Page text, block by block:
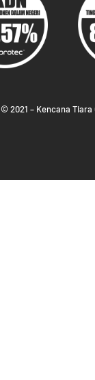
© 2021 – Kencana